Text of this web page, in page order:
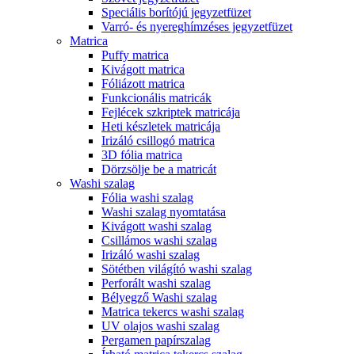
Speciális borítójú jegyzetfüzet
Varró- és nyereghímzéses jegyzetfüzet
Matrica
Puffy matrica
Kivágott matrica
Fóliázott matrica
Funkcionális matricák
Fejlécek szkriptek matricája
Heti készletek matricája
Irizáló csillogó matrica
3D fólia matrica
Dörzsölje be a matricát
Washi szalag
Fólia washi szalag
Washi szalag nyomtatása
Kivágott washi szalag
Csillámos washi szalag
Irizáló washi szalag
Sötétben világító washi szalag
Perforált washi szalag
Bélyegző Washi szalag
Matrica tekercs washi szalag
UV olajos washi szalag
Pergamen papírszalag